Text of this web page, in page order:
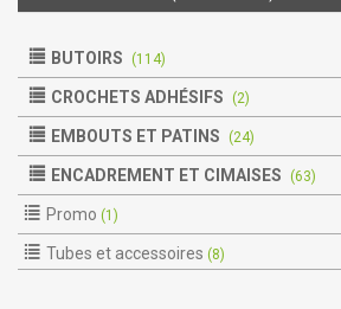
BUTOIRS (114)
CROCHETS ADHÉSIFS (2)
EMBOUTS ET PATINS (24)
ENCADREMENT ET CIMAISES (63)
Promo (1)
Tubes et accessoires (8)